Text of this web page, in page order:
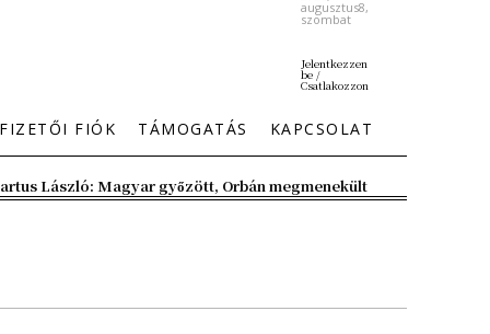
augusztus8,
szombat
Jelentkezzen
be /
Csatlakozzon
FIÓK TÁMOGATÁS KAPCSOLAT
László: Magyar győzött, Orbán megmenekült